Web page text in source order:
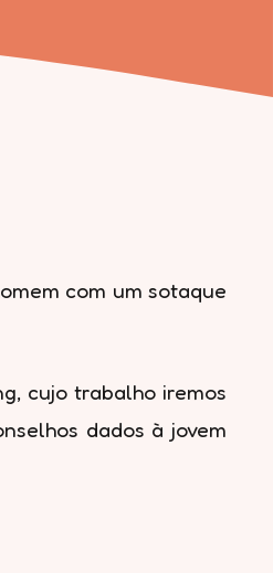
com um sotaque
cujo trabalho iremos
dados à jovem